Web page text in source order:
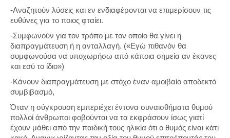
-Αναζητούν λύσεις και εν ενδιαφέρονται να επιμερίσουν τις
ευθύνες για το ποιος φταίει.
-Συμφωνούν για τον τρόπο με τον οποίο θα γίνει η
διαπραγμάτευση ή η ανταλλαγή. («Εγώ πιθανόν θα
συμφωνούσα να υποχωρήσω από κάποια σημεία αν έκανες
και εσύ το ίδιο»)
-Κάνουν διαπραγμάτευση με στόχο έναν αμοιβαίο αποδεκτό
συμβιβασμό,
Όταν η σύγκρουση εμπεριέχει έντονα συναισθήματα θυμού
πολλοί άνθρωποι φοβούνται να τα εκφράσουν ίσως γιατί
έχουν μάθει από την παιδική τους ηλικία ότι ο θυμός είναι κάτι